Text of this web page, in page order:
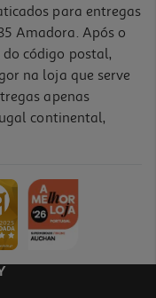
para entregas
Amadora. Após o
código postal,
na loja que serve
apenas
continental,